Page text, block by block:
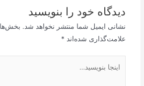
دیدگاه‌ خود را بنویسید
نشانی ایمیل شما منتشر نخواهد شد.
علامت‌گذاری شده‌اند *
بنویسید…